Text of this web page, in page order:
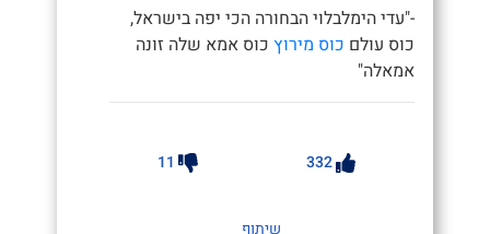
-"עדי הימלבלוי הבחורה הכי יפה בישראל,
כוס עולם כוס מירוץ כוס אמא שלה זונה
אמאלה"
332
11
שיתוף